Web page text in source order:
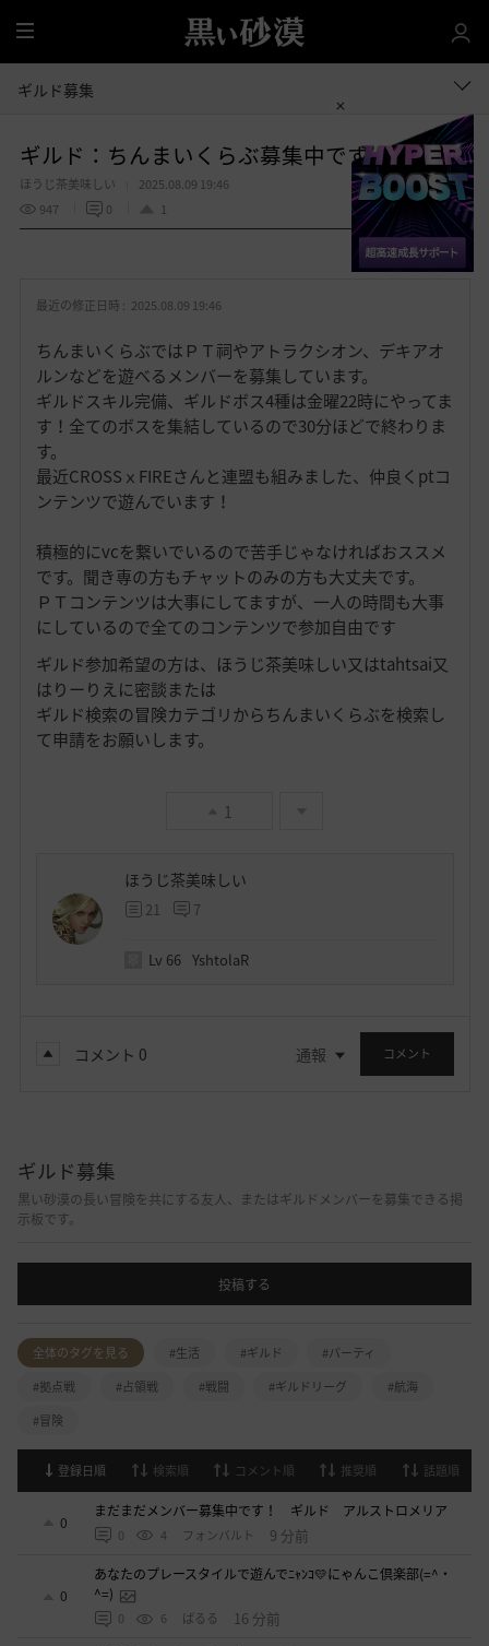
全
体
ギルド募集
ギルド：ちんまいくらぶ募集中です
ほうじ茶美味しい
2025.08.09 19:46
947
0 1
お
入
り
共有する
最近の修正日時 : 2025.08.09 19:46
ちんまいくらぶではＰＴ祠やアトラクシオン、デキアオ
ルンなどを遊べるメンバーを募集しています。
ギルドスキル完備、ギルドボス4種は金曜22時にやってま
す！全てのボスを集結しているので30分ほどで終わりま
す。
最近CROSSⅹFIREさんと連盟も組みました、仲良くptコ
ンテンツで遊んでいます！
積極的にvcを繋いでいるので苦手じゃなければおススメ
です。聞き専の方もチャットのみの方も大丈夫です。
ＰＴコンテンツは大事にしてますが、一人の時間も大事
にしているので全てのコンテンツで参加自由です
ギルド参加希望の方は、ほうじ茶美味しい又はtahtsai又
はりーりえに密談または
ギルド検索の冒険カテゴリからちんまいくらぶを検索し
て申請をお願いします。
1
ほうじ茶美味しい
21 7
Lv 66 YshtolaR
コメント 0 通報 コメント
ギルド募集
黒い砂漠の長い冒険を共にする友人、またはギルドメンバーを募集できる掲
示板です。
投稿する
全体のタグを見る #生活 #ギルド
#パーティ
#拠点戦
#占領戦 #戦闘 #ギルドリーグ
#航海
#冒険
登録日順 検索順 コメント順 推奨順 話題順
0
まだまだメンバー募集中です！ ギルド アルストロメリア
0 4 フォンバルト 9 分前
0
あなたのプレースタイルで遊んでﾆｬﾝｺ💛にゃんこ倶楽部(=^・
^=)
0 6 ぱるる 16 分前